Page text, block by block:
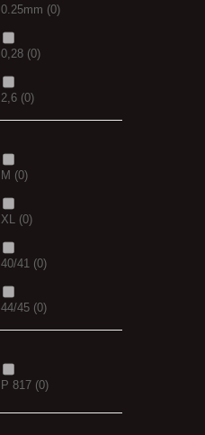
0.25mm (0)
0,28 (0)
2,6 (0)
(0)
M (0)
XL (0)
40/41 (0)
44/45 (0)
P 817 (0)